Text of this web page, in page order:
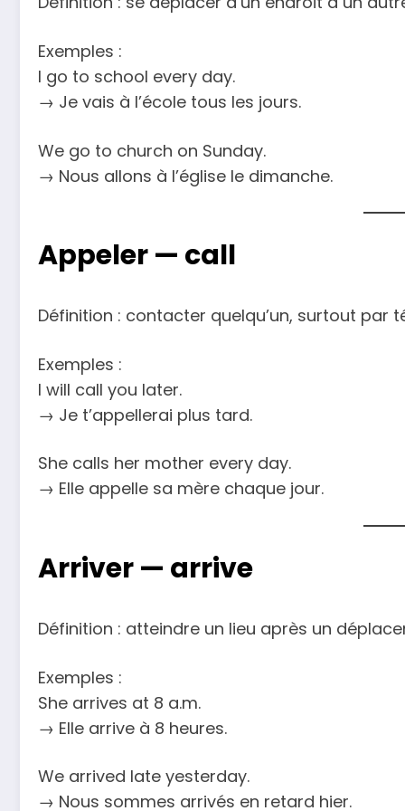
Exemples :
I go to school every day.
→ Je vais à l’école tous les jours.
We go to church on Sunday.
→ Nous allons à l’église le dimanche.
Appeler — call
Définition : contacter quelqu’un, surtout par
Exemples :
I will call you later.
→ Je t’appellerai plus tard.
She calls her mother every day.
→ Elle appelle sa mère chaque jour.
Arriver — arrive
Définition : atteindre un lieu après un
Exemples :
She arrives at 8 a.m.
→ Elle arrive à 8 heures.
We arrived late yesterday.
→ Nous sommes arrivés en retard hier.